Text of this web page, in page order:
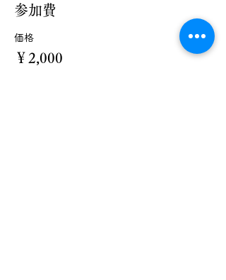
参加費
価格
￥2,000